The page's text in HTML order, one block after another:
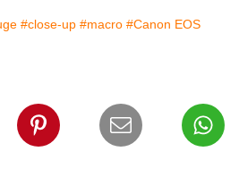
#close-up #macro #Canon EOS